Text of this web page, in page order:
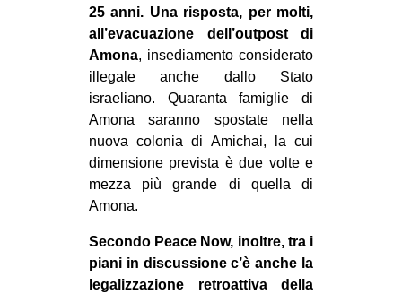
EUROPA
MEDIO ORIENTE
MONDO
EVENTI
in
tw
25 anni. Una risposta, per molti,
all’evacuazione dell’outpost di
Amona, insediamento considerato
illegale anche dallo Stato
israeliano. Quaranta famiglie di
Amona saranno spostate nella
nuova colonia di Amichai, la cui
dimensione prevista è due volte e
mezza più grande di quella di
Amona.
Secondo Peace Now, inoltre, tra i
piani in discussione c’è anche la
legalizzazione retroattiva della